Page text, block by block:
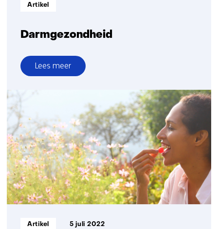
Darmgezondheid
Artikel
Lees meer
over
Informatietype:
Artikel 5 juli 2022